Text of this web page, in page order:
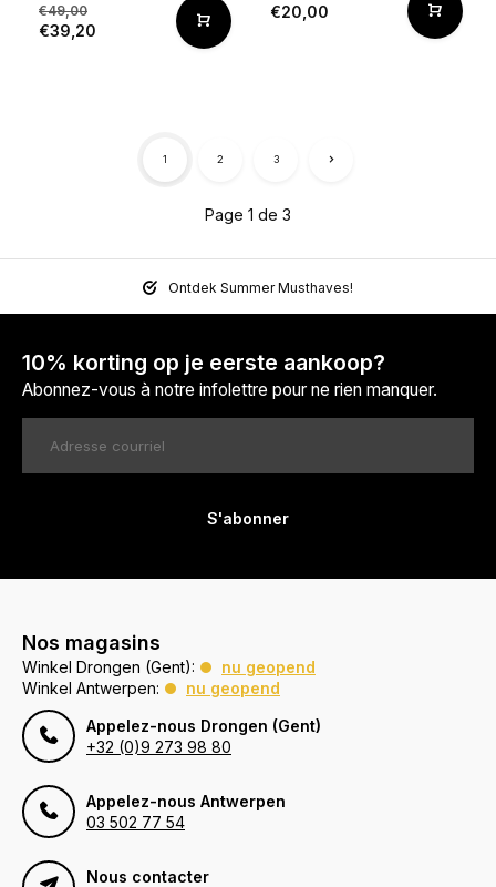
€49,00
€39,20
€20,00
Page 1 de 3
1 2 3
Ontdek Summer Musthaves!
10% korting op je eerste aankoop?
Abonnez-vous à notre infolettre pour ne rien manquer.
S'abonner
Nos magasins
Winkel Drongen (Gent):
nu geopend
Winkel Antwerpen:
nu geopend
Appelez-nous Drongen (Gent)
+32 (0)9 273 98 80
Appelez-nous Antwerpen
03 502 77 54
Nous contacter